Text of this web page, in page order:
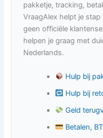
pakketje, tracking,
VraagAlex helpt je
geen officiële
helpen je graag met
Nederlands.
Hulp bij
Hulp bij
Geld
Betalen,